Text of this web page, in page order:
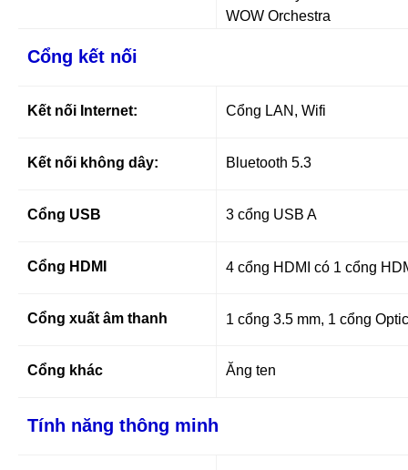
WOW Orchestra
Cổng kết nối
Kết nối Internet: Cổng LAN, Wifi
Kết nối không dây: Bluetooth 5.3
Cổng USB 3 cổng USB A
Cổng HDMI 4 cổng HDMI có 1 cổng
Cổng xuất âm thanh 1 cổng 3.5 mm, 1 cổng
Cổng khác Ăng ten
Tính năng thông minh